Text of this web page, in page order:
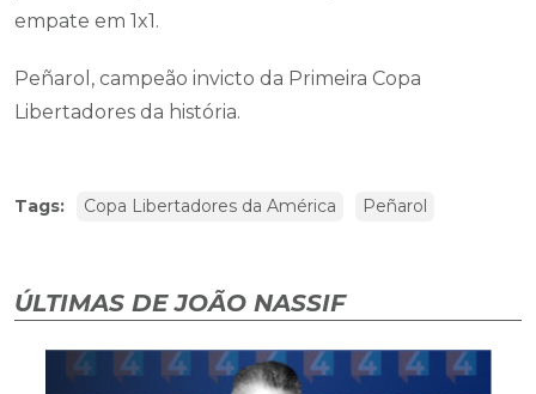
empate em 1x1.
Peñarol, campeão invicto da Primeira Copa
Libertadores da história.
Tags: Copa Libertadores da América Peñarol
ÚLTIMAS DE JOÃO NASSIF